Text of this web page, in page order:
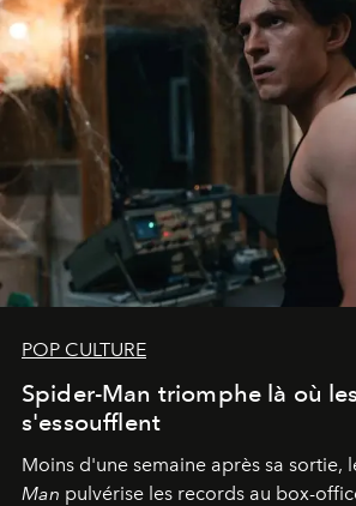
POP CULTURE
Spider-Man triomphe là où
s'essoufflent
Moins d'une semaine après sa sortie,
Man pulvérise les records au box-